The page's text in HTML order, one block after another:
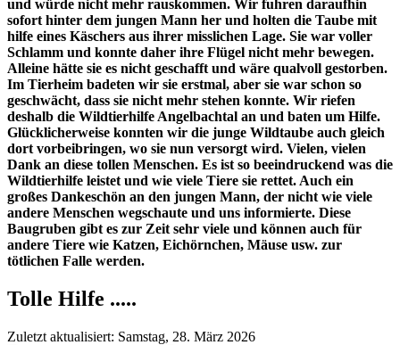
und würde nicht mehr rauskommen. Wir fuhren daraufhin
sofort hinter dem jungen Mann her und holten die Taube mit
hilfe eines Käschers aus ihrer misslichen Lage. Sie war voller
Schlamm und konnte daher ihre Flügel nicht mehr bewegen.
Alleine hätte sie es nicht geschafft und wäre qualvoll gestorben.
Im Tierheim badeten wir sie erstmal, aber sie war schon so
geschwächt, dass sie nicht mehr stehen konnte. Wir riefen
deshalb die Wildtierhilfe Angelbachtal an und baten um Hilfe.
Glücklicherweise konnten wir die junge Wildtaube auch gleich
dort vorbeibringen, wo sie nun versorgt wird. Vielen, vielen
Dank an diese tollen Menschen. Es ist so beeindruckend was die
Wildtierhilfe leistet und wie viele Tiere sie rettet. Auch ein
großes Dankeschön an den jungen Mann, der nicht wie viele
andere Menschen wegschaute und uns informierte. Diese
Baugruben gibt es zur Zeit sehr viele und können auch für
andere Tiere wie Katzen, Eichörnchen, Mäuse usw. zur
tötlichen Falle werden.
Tolle Hilfe .....
Zuletzt aktualisiert: Samstag, 28. März 2026